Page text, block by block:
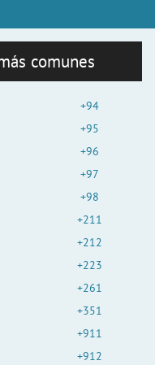
comunes
+94
+95
+96
+97
+98
+211
+212
+223
+261
+351
+911
+912